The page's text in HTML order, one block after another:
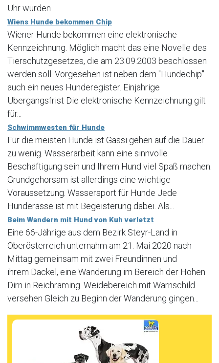
Uhr wurden...
Wiens Hunde bekommen Chip
Wiener Hunde bekommen eine elektronische
Kennzeichnung. Möglich macht das eine Novelle des
Tierschutzgesetzes, die am 23.09.2003 beschlossen
werden soll. Vorgesehen ist neben dem "Hundechip"
auch ein neues Hunderegister. Einjährige
Übergangsfrist Die elektronische Kennzeichnung gilt
für...
Schwimmwesten für Hunde
Für die meisten Hunde ist Gassi gehen auf die Dauer
zu wenig. Wasserarbeit kann eine sinnvolle
Beschäftigung sein und Ihrem Hund viel Spaß machen.
Grundgehorsam ist allerdings eine wichtige
Voraussetzung. Wassersport für Hunde Jede
Hunderasse ist mit Begeisterung dabei. Als...
Beim Wandern mit Hund von Kuh verletzt
Eine 66-Jährige aus dem Bezirk Steyr-Land in
Oberösterreich unternahm am 21. Mai 2020 nach
Mittag gemeinsam mit zwei Freundinnen und
ihrem Dackel, eine Wanderung im Bereich der Hohen
Dirn in Reichraming. Weidebereich mit Warnschild
versehen Gleich zu Beginn der Wanderung gingen...